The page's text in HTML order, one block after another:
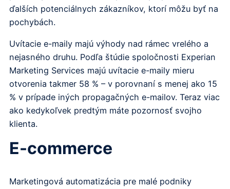
ďalších potenciálnych zákazníkov, ktorí môžu byť na
pochybách.
Uvítacie e-maily majú výhody nad rámec vrelého a
nejasného druhu. Podľa štúdie spoločnosti Experian
Marketing Services majú uvítacie e-maily mieru
otvorenia takmer 58 % – v porovnaní s menej ako 15
% v prípade iných propagačných e-mailov. Teraz viac
ako kedykoľvek predtým máte pozornosť svojho
klienta.
E-commerce
Marketingová automatizácia pre malé podniky